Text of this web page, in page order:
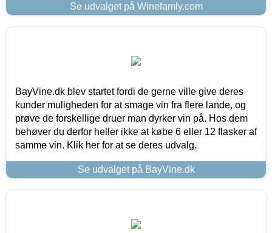
Se udvalget på Winefamly.com
BayVine.dk blev startet fordi de gerne ville give deres
kunder muligheden for at smage vin fra flere lande, og
prøve de forskellige druer man dyrker vin på. Hos dem
behøver du derfor heller ikke at købe 6 eller 12 flasker af
samme vin. Klik her for at se deres udvalg.
Se udvalget på BayVine.dk